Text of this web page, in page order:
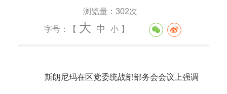
浏览量： 302次
字号：【 大 中 小 】
斯朗尼玛在区党委统战部部务会会议上强调